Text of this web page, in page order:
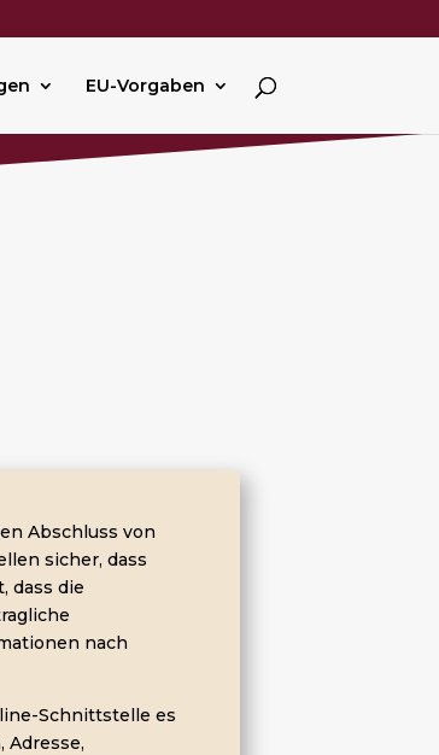
EU-Vorgaben
Abschluss von
sicher, dass
dass die
nach
Schnittstelle es